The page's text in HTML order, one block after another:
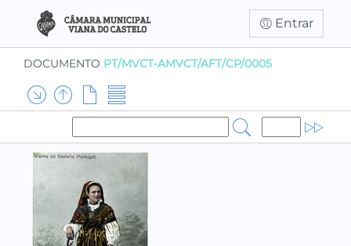
Entrar
DOCUMENTO PT/MVCT-AMVCT/AFT/CP/0005